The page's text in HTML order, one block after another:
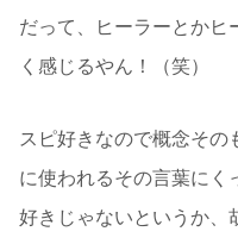
だって、ヒーラーとかヒ
く感じるやん！（笑）
スピ好きなので概念その
に使われるその言葉にく
好きじゃないというか、